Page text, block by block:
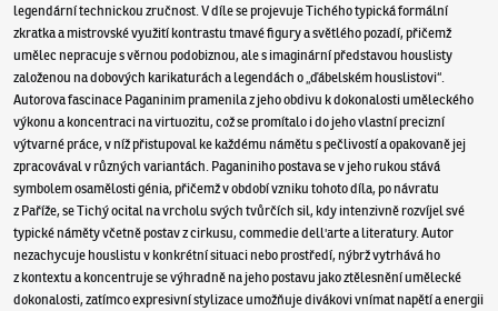
legendární technickou zručnost. V díle se projevuje Tichého typická formální
zkratka a mistrovské využití kontrastu tmavé figury a světlého pozadí, přičemž
umělec nepracuje s věrnou podobiznou, ale s imaginární představou houslisty
založenou na dobových karikaturách a legendách o „ďábelském houslistovi“.
Autorova fascinace Paganinim pramenila z jeho obdivu k dokonalosti uměleckého
výkonu a koncentraci na virtuozitu, což se promítalo i do jeho vlastní precizní
výtvarné práce, v níž přistupoval ke každému námětu s pečlivostí a opakovaně jej
zpracovával v různých variantách. Paganiniho postava se v jeho rukou stává
symbolem osamělosti génia, přičemž v období vzniku tohoto díla, po návratu
z Paříže, se Tichý ocital na vrcholu svých tvůrčích sil, kdy intenzivně rozvíjel své
typické náměty včetně postav z cirkusu, commedie dell'arte a literatury. Autor
nezachycuje houslistu v konkrétní situaci nebo prostředí, nýbrž vytrhává ho
z kontextu a koncentruje se výhradně na jeho postavu jako ztělesnění umělecké
dokonalosti, zatímco expresivní stylizace umožňuje divákovi vnímat napětí a energii